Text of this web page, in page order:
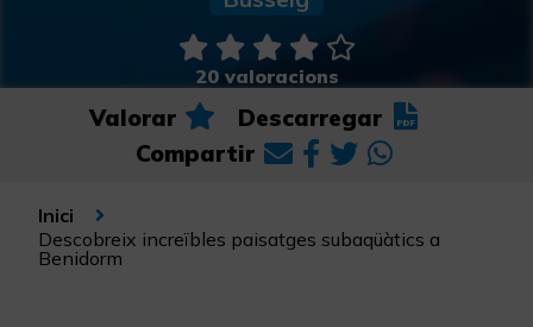
20 valoracions
Valorar
Descarregar
Compartir
Inici
Descobreix increïbles paisatges subaqüàtics a
Benidorm